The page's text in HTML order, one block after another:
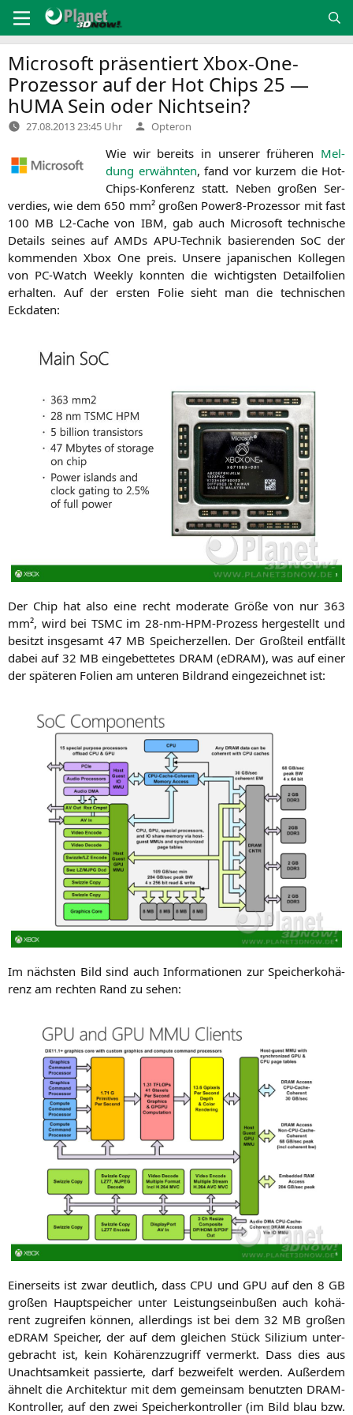
Inhalt
springen
Microsoft präsentiert Xbox-One-
Prozessor auf der Hot Chips 25 —
hUMA Sein oder Nichtsein?
27.08.2013 23:45 Uhr Verfasst
von
Opteron
Wie wir bereits in unse­rer frü­he­ren Mel­
dung erwähn­ten, fand vor kur­zem die Hot-
Chips-Kon­fe­renz statt. Neben gro­ßen Ser­
ver­dies, wie dem 650 mm² gro­ßen Power8-Pro­zes­sor mit fast
100 MB L2-Cache von IBM, gab auch Micro­soft tech­ni­sche
Details sei­nes auf AMDs APU-Tech­nik basie­ren­den SoC der
kom­men­den Xbox One preis. Unse­re japa­ni­schen Kol­le­gen
von PC-Watch Weekly konn­ten die wich­tigs­ten Detail­fo­li­en
erhal­ten. Auf der ers­ten Folie sieht man die tech­ni­schen
Eckdaten:
Der Chip hat also eine recht mode­ra­te Grö­ße von nur 363
mm², wird bei TSMCim 28-nm-HPM-Pro­zess her­ge­stellt und
besitzt ins­ge­samt 47 MB Spei­cher­zel­len. Der Groß­teil ent­fällt
dabei auf 32 MB ein­ge­bet­te­tes DRAM (eDRAM), was auf einer
der spä­te­ren Foli­en am unte­ren Bild­rand ein­ge­zeich­net ist:
Im nächs­ten Bild sind auch Infor­ma­tio­nen zur Spei­cher­ko­hä­
renz am rech­ten Rand zu sehen:
Einer­seits ist zwar deut­lich, dass CPU und GPU auf den 8 GB
gro­ßen Haupt­spei­cher unter Leis­tungs­ein­bu­ßen auch kohä­
rent zugrei­fen kön­nen, aller­dings ist bei dem 32 MB gro­ßen
eDRAM Spei­cher, der auf dem glei­chen Stück Sili­zi­um unter­
ge­bracht ist, kein Kohä­renz­zu­griff ver­merkt. Dass dies aus
Unacht­sam­keit pas­sier­te, darf bezwei­felt wer­den. Außer­dem
ähnelt die Archi­tek­tur mit dem gemein­sam benutz­ten DRAM-
Kon­trol­ler, auf den zwei Spei­cher­kon­trol­ler (im Bild blau bzw.